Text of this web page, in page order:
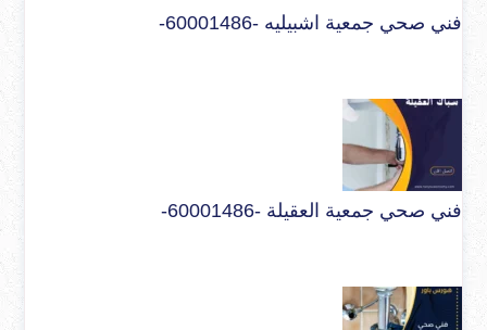
فني صحي جمعية اشبيليه -60001486-
فني صحي جمعية العقيلة -60001486-